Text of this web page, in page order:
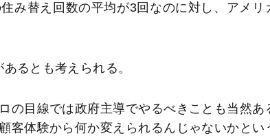
み替え回数の平均が3回なのに対し、アメリ
るとも考えられる。
の目線では政府主導でやるべきことも当然あ
客体験から何か変えられるんじゃないかとい